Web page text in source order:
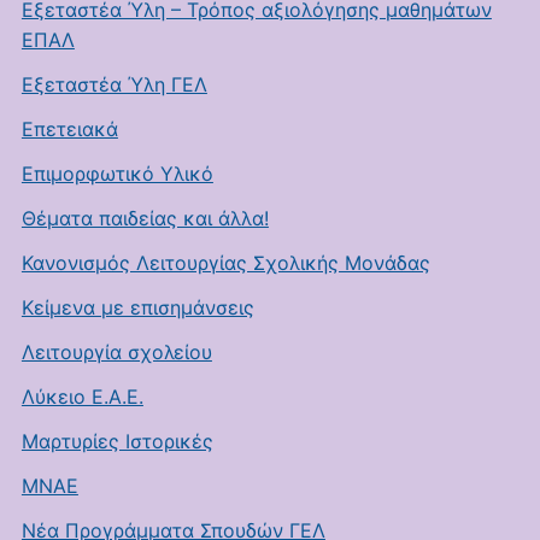
Εξεταστέα Ύλη – Τρόπος αξιολόγησης μαθημάτων
ΕΠΑΛ
Εξεταστέα Ύλη ΓΕΛ
Επετειακά
Επιμορφωτικό Υλικό
Θέματα παιδείας και άλλα!
Κανονισμός Λειτουργίας Σχολικής Μονάδας
Κείμενα με επισημάνσεις
Λειτουργία σχολείου
Λύκειο Ε.Α.Ε.
Μαρτυρίες Ιστορικές
ΜΝΑΕ
Νέα Προγράμματα Σπουδών ΓΕΛ